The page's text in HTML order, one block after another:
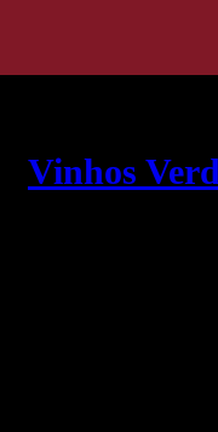
Alvarinho &
Vinhos
no seu terroir de
origem granítica.
é mais elegante e de álcool
janeiro a precipitação